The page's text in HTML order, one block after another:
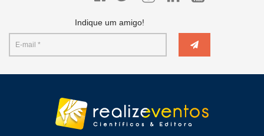
Indique um amigo!